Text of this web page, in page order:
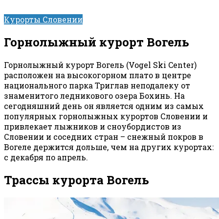
Курорты Словении
Горнолыжный курорт Вогель
Горнолыжный курорт Вогель (Vogel Ski Center)
расположен на высокогорном плато в центре
национального парка Триглав неподалеку от
знаменитого ледникового озера Бохинь. На
сегодняшний день он является одним из самых
популярных горнолыжных курортов Словении и
привлекает лыжников и сноубордистов из
Словении и соседних стран – снежный покров в
Вогеле держится дольше, чем на других курортах:
с декабря по апрель.
Трассы курорта Вогель